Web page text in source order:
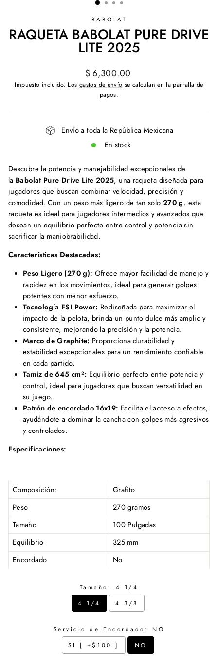
BABOLAT
RAQUETA BABOLAT PURE DRIVE
LITE 2025
Precio
habitual
$ 6,300.00
Impuesto incluido. Los gastos de envío se calculan en la pantalla de
pagos.
Envío a toda la República Mexicana
En stock
Descubre la potencia y manejabilidad excepcionales de
la Babolat Pure Drive Lite 2025, una raqueta diseñada para
jugadores que buscan combinar velocidad, precisión y
comodidad. Con un peso más ligero de tan solo 270 g, esta
raqueta es ideal para jugadores intermedios y avanzados que
desean un equilibrio perfecto entre control y potencia sin
sacrificar la maniobrabilidad.
Características Destacadas:
Peso Ligero (270 g): Ofrece mayor facilidad de manejo y
rapidez en los movimientos, ideal para generar golpes
potentes con menor esfuerzo.
Tecnología FSI Power: Rediseñada para maximizar el
impacto de la pelota, brinda un punto dulce más amplio y
consistente, mejorando la precisión y la potencia.
Marco de Graphite: Proporciona durabilidad y
estabilidad excepcionales para un rendimiento confiable
en cada partido.
Tamiz de 645 cm²: Equilibrio perfecto entre potencia y
control, ideal para jugadores que buscan versatilidad en
su juego.
Patrón de encordado 16x19: Facilita el acceso a efectos,
ayudándote a dominar la cancha con golpes más agresivos
y controlados.
Especificaciones:
Composición:
Grafito
Peso
270 gramos
Tamaño
100 Pulgadas
Equilibrio
325 mm
Encordado
No
Tamaño:
4 1/4
4 1/4
4 3/8
Servicio de Encordado:
NO
SI [ +$100 ]
NO